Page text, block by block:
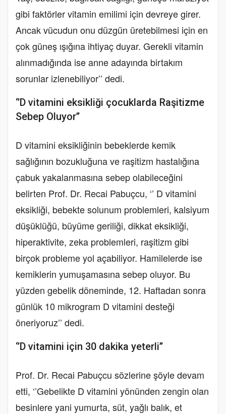
gibi faktörler vitamin emilimi için devreye girer.
Ancak vücudun onu düzgün üretebilmesi için en
çok güneş ışığına ihtiyaç duyar. Gerekli vitamin
alınmadığında ise anne adayında birtakım
sorunlar izlenebiliyor’’ dedi.
‘’D vitamini eksikliği çocuklarda Raşitizme
Sebep Oluyor’’
D vitamini eksikliğinin bebeklerde kemik
sağlığının bozukluğuna ve raşitizm hastalığına
çabuk yakalanmasına sebep olabileceğini
belirten Prof. Dr. Recai Pabuçcu, ‘’ D vitamini
eksikliği, bebekte solunum problemleri, kalsiyum
düşüklüğü, büyüme geriliği, dikkat eksikliği,
hiperaktivite, zeka problemleri, raşitizm gibi
birçok probleme yol açabiliyor. Hamilelerde ise
kemiklerin yumuşamasına sebep oluyor. Bu
yüzden gebelik döneminde, 12. Haftadan sonra
günlük 10 mikrogram D vitamini desteği
öneriyoruz’’ dedi.
‘’D vitamini için 30 dakika yeterli’’
Prof. Dr. Recai Pabuçcu sözlerine şöyle devam
etti, ‘’Gebelikte D vitamini yönünden zengin olan
besinlere yani yumurta, süt, yağlı balık, et